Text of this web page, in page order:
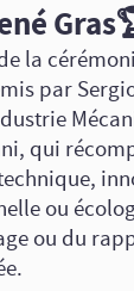
la
par
qui
ou
ou du